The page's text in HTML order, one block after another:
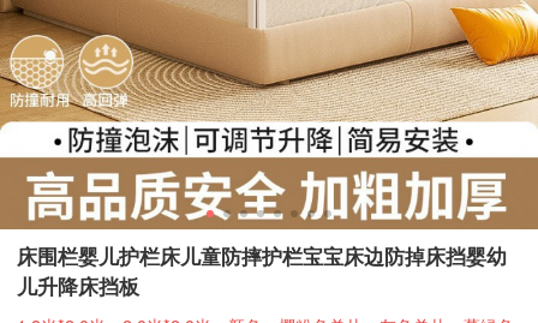
床围栏婴儿护栏床儿童防摔护栏宝宝床边防掉床挡婴幼
儿升降床挡板